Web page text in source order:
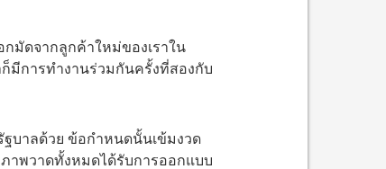
กมัดจากลูกค้าใหม่ของเราใน
มีการทำงานร่วมกันครั้งที่สองกับ
ฐบาลด้วย ข้อกำหนดนั้นเข้มงวด
ภาพวาดทั้งหมดได้รับการออกแบบ